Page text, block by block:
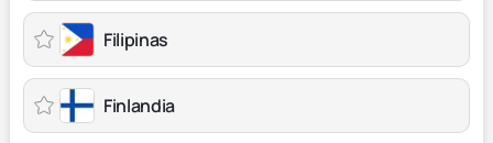
Filipinas
Finlandia